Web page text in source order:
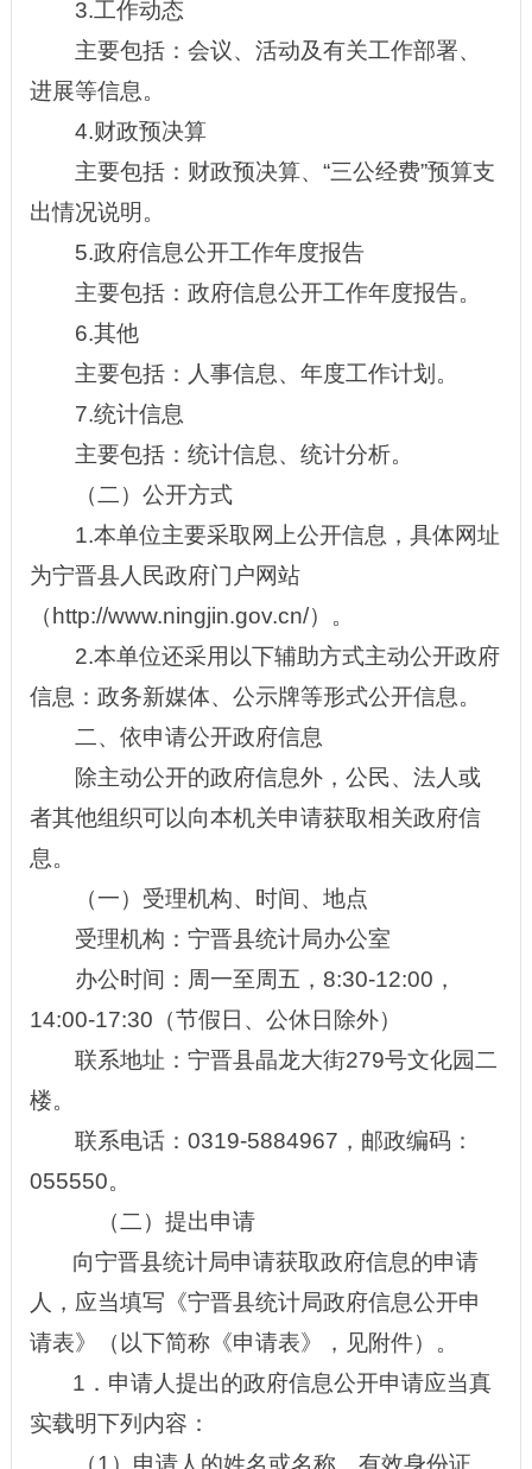
3.工作动态
主要包括：会议、活动及有关工作部署、
进展等信息。
4.财政预决算
主要包括：财政预决算、“三公经费”预算支
出情况说明。
5.政府信息公开工作年度报告
主要包括：政府信息公开工作年度报告。
6.其他
主要包括：人事信息、年度工作计划。
7.统计信息
主要包括：统计信息、统计分析。
（二）公开方式
1.本单位主要采取网上公开信息，具体网址
为宁晋县人民政府门户网站
（http://www.ningjin.gov.cn/）。
2.本单位还采用以下辅助方式主动公开政府
信息：政务新媒体、公示牌等形式公开信息。
二、依申请公开政府信息
除主动公开的政府信息外，公民、法人或
者其他组织可以向本机关申请获取相关政府信
息。
（一）受理机构、时间、地点
受理机构：宁晋县统计局办公室
办公时间：周一至周五，8:30-12:00，
14:00-17:30（节假日、公休日除外）
联系地址：宁晋县晶龙大街279号文化园二
楼。
联系电话：0319-5884967，邮政编码：
055550。
（二）提出申请
向宁晋县统计局申请获取政府信息的申请
人，应当填写《宁晋县统计局政府信息公开申
请表》（以下简称《申请表》，见附件）。
1 ．申请人提出的政府信息公开申请应当真
实载明下列内容：
（1）申请人的姓名或名称、有效身份证